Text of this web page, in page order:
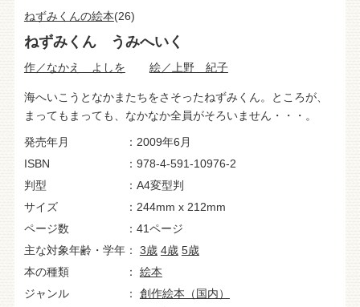
ねずみくんの絵本(26)
ねずみくん うみへいく
作／なかえ よしを 絵／上野 紀子
海へいこうとなかまたちをさそったねずみくん。ところが、
まってもまっても、なかなか全員がそろいません・・・。
発売年月
2009年6月
ISBN
978-4-591-10976-2
判型
A4変型判
サイズ
244mm x 212mm
ページ数
41ページ
主な対象年齢・学年
3歳 4歳 5歳
本の種類
絵本
ジャンル
創作絵本（国内）